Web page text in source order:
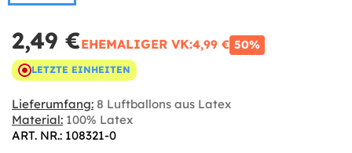
2,49 €EHEMALIGER VK:4,99 € 50%
LETZTE EINHEITEN
Lieferumfang: 8 Luftballons aus Latex
Material: 100% Latex
ART. NR.: 108321-0